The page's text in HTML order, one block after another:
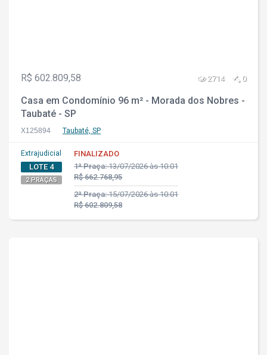
R$ 602.809,58 2714 0
Casa em Condomínio 96 m² - Morada dos Nobres -
Taubaté - SP
X125894 Taubaté, SP
Extrajudicial
LOTE 4
2 PRAÇAS
FINALIZADO
1ª Praça:13/07/2026 às 10:01
R$ 662.768,95
2ª Praça:15/07/2026 às 10:01
R$ 602.809,58